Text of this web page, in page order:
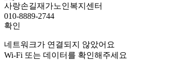
사랑손길재가노인복지센터
010-8889-2744
확인
네트워크가 연결되지 않았어요
Wi-Fi 또는 데이터를 확인해주세요